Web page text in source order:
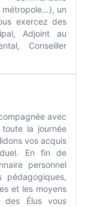
métropole…), un
exercez des
Adjoint au
Conseiller
avec
la journée
vos acquis
En fin de
personnel
pédagogiques,
et les moyens
des Élus vous